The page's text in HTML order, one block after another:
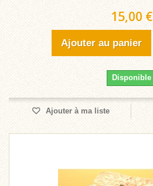
15,00 €
Ajouter au panier
Disponible
Ajouter à ma liste